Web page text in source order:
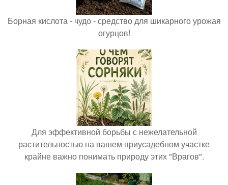
Борная кислота - чудо - средство для шикарного урожая
огурцов!
Для эффективной борьбы с нежелательной
растительностью на вашем приусадебном участке
крайне важно понимать природу этих "Врагов".